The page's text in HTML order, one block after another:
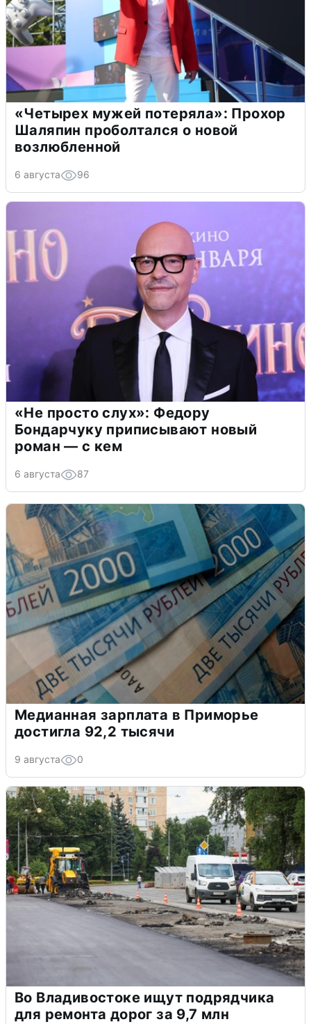
«Четырех мужей потеряла»: Прохор
Шаляпин проболтался о новой
возлюбленной
6 августа 96
«Не просто слух»: Федору
Бондарчуку приписывают новый
роман — с кем
6 августа 87
Медианная зарплата в Приморье
достигла 92,2 тысячи
9 августа 0
Во Владивостоке ищут подрядчика
для ремонта дорог за 9,7 млн